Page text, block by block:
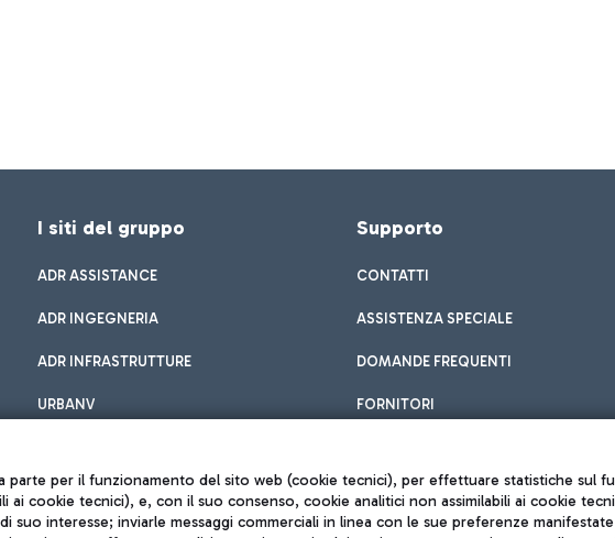
I siti del gruppo
ADR ASSISTANCE
ADR INGEGNERIA
ADR INFRASTRUTTURE
URBANV
Supporto
CONTATTI
ASSISTENZA SPECIALE
DOMANDE FREQUENTI
FORNITORI
parte per il funzionamento del sito web (cookie tecnici), per effettuare statistiche sul
ai cookie tecnici), e, con il suo consenso, cookie analitici non assimilabili ai cookie
suo interesse; inviarle messaggi commerciali in linea con le sue preferenze